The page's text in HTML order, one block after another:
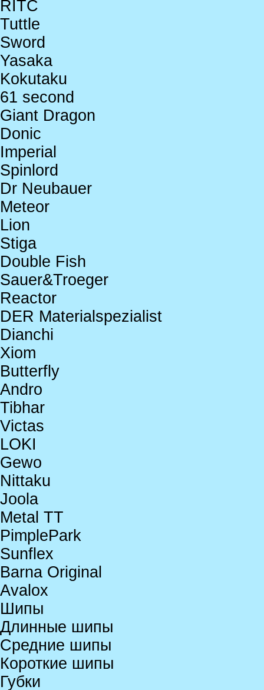
RITC
Tuttle
Sword
Yasaka
Kokutaku
61 second
Giant Dragon
Donic
Imperial
Spinlord
Dr Neubauer
Meteor
Lion
Stiga
Double Fish
Sauer&Troeger
Reactor
DER Materialspezialist
Dianchi
Xiom
Butterfly
Andro
Tibhar
Victas
LOKI
Gewo
Nittaku
Joola
Metal TT
PimplePark
Sunflex
Barna Original
Avalox
Шипы
Длинные шипы
Средние шипы
Короткие шипы
Губки